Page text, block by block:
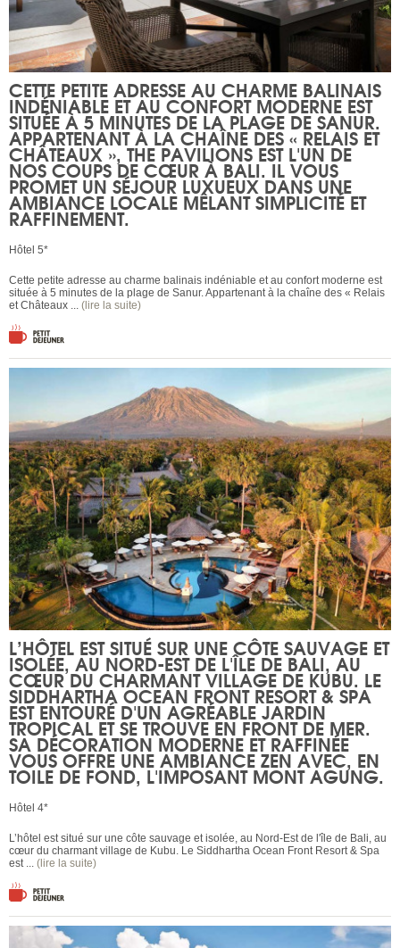
CETTE PETITE ADRESSE AU CHARME BALINAIS
INDÉNIABLE ET AU CONFORT MODERNE EST
SITUÉE À 5 MINUTES DE LA PLAGE DE SANUR.
APPARTENANT À LA CHAÎNE DES « RELAIS ET
CHÂTEAUX »,THE PAVILIONSEST L'UN DE
NOS COUPS DE CŒUR À BALI. IL VOUS
PROMET UN SÉJOUR LUXUEUX DANS UNE
AMBIANCE LOCALE MÊLANT SIMPLICITÉ ET
RAFFINEMENT.
Hôtel 5*
Cette petite adresse au charme balinais indéniable et au confort moderne est
située à 5 minutes de la plage de Sanur. Appartenant à la chaîne des « Relais
et Châteaux ... (lire la suite)
L’HÔTEL EST SITUÉ SUR UNE CÔTE SAUVAGE ET
ISOLÉE, AU NORD-EST DE L'ÎLE DE BALI, AU
CŒUR DU CHARMANT VILLAGE DE KUBU. LE
SIDDHARTHA OCEAN FRONT RESORT & SPA
EST ENTOURÉ D'UN AGRÉABLE JARDIN
TROPICAL ET SE TROUVE EN FRONT DE MER.
SA DÉCORATION MODERNE ET RAFFINÉE
VOUS OFFRE UNE AMBIANCE ZEN AVEC, EN
TOILE DE FOND, L'IMPOSANT MONT AGUNG.
Hôtel 4*
L’hôtel est situé sur une côte sauvage et isolée, au Nord-Est de l'île de Bali, au
cœur du charmant village de Kubu. Le Siddhartha Ocean Front Resort & Spa
est ... (lire la suite)